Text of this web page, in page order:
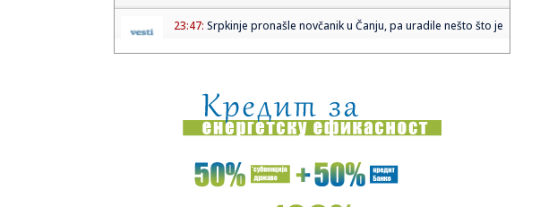
23:47: Srpkinje pronašle novčanik u Čanju, pa uradile nešto što je
23:42:Kraj za Aleksandru i Anu: Eliminisane već na startu
23:35:"Nema lakih utakmica, ali mi smo Vojvodina"